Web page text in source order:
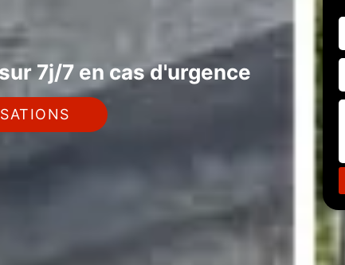
7j/7 en cas d'urgence